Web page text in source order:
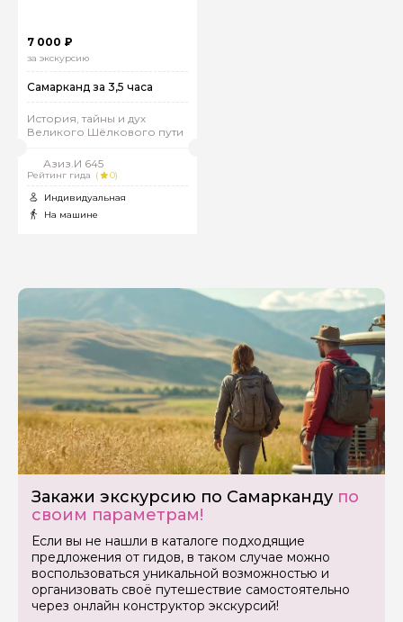
7 000 ₽
за экскурсию
Самарканд за 3,5 часа
История, тайны и дух
Великого Шёлкового пути
Азиз.И 645
Рейтинг гида (
0)
Индивидуальная
На машине
Закажи экскурсию по Самарканду по
своим параметрам!
Если вы не нашли в каталоге подходящие
предложения от гидов, в таком случае можно
воспользоваться уникальной возможностью и
организовать своё путешествие самостоятельно
через онлайн конструктор экскурсий!
Задайте свой вопрос гиду
Как вас зовут
Ваша электронная почта